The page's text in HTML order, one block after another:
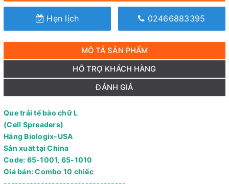
Hẹn lịch 02466883395
MÔ TẢ SẢN PHẨM
HỖ TRỢ KHÁCH HÀNG
ĐÁNH GIÁ
Que trải tế bào chữ L
(Cell Spreaders)
Hãng Biologix-USA
Sản xuất tại China
Code: 65-1001, 65-1010
Giá bán: Combo 10 chiếc